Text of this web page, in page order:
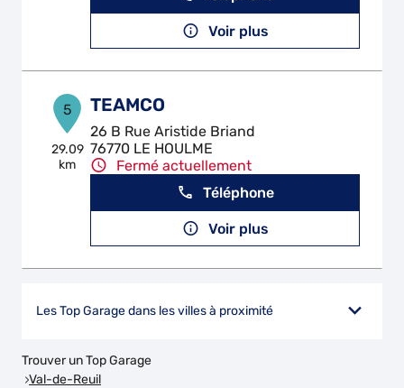
Voir plus
5
29.09
km
TEAMCO
26 B Rue Aristide Briand
76770 LE HOULME
Fermé actuellement
Téléphone
Voir plus
Les Top Garage dans les villes à proximité
Trouver un Top Garage
Val-de-Reuil